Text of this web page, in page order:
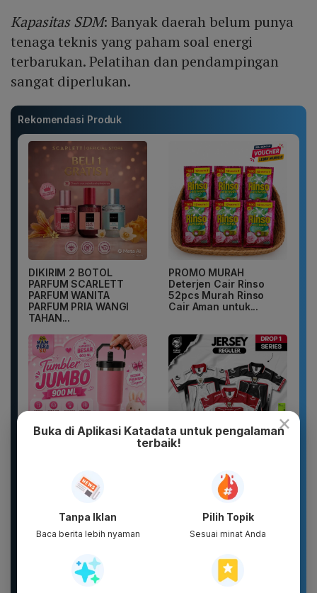
Kapasitas SDM: Banyak daerah belum punya
tenaga teknis yang paham soal energi
terbarukan. Pelatihan dan pendampingan
sangat diperlukan.
Rekomendasi Produk
DIKIRIM 2 BOTOL
PARFUM SCARLETT
PARFUM WANITA
PARFUM PRIA WANGI
TAHAN...
PROMO MURAH
Deterjen Cair Rinso
52pcs Murah Rinso
Cair Aman untuk...
Lucu Vacuum Flask
Stainless TUMBLER
900ML Coffee...
HUT RI Kemerdekaan
Indonesia Collection
×
Buka di Aplikasi Katadata untuk pengalaman
terbaik!
Tanpa Iklan
Baca berita lebih nyaman
Pilih Topik
Sesuai minat Anda